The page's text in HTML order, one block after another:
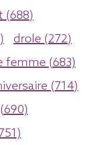
(688)
drole (272)
femme (683)
(714)